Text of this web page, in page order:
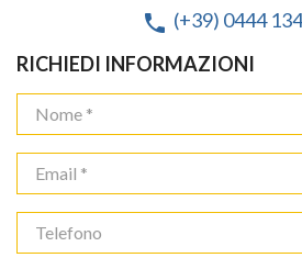
phone (+39) 0444
RICHIEDI INFORMAZIONI